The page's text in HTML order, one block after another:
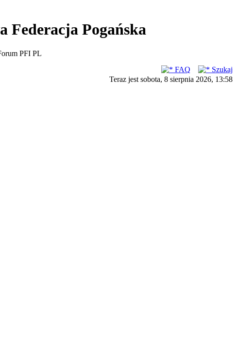
Federacja Pogańska
PFI PL
FAQ
Szukaj
Teraz jest sobota, 8 sierpnia 2026, 13:58